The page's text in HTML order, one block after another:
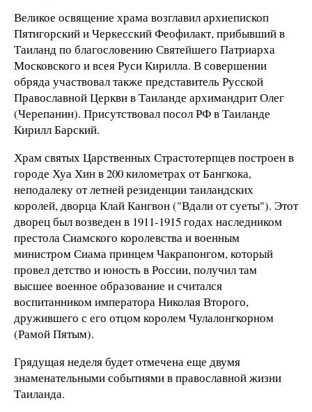
Великое освящение храма возглавил архиепископ
Пятигорский и Черкесский Феофилакт, прибывший в
Таиланд по благословению Святейшего Патриарха
Московского и всея Руси Кирилла. В совершении
обряда участвовал также представительРусской
Православной Церквив Таиланде архимандрит Олег
(Черепанин). Присутствовал посол РФ в Таиланде
Кирилл Барский.
Храм святых Царственных Страстотерпцев построен в
городе Хуа Хин в 200 километрах от Бангкока,
неподалеку от летней резиденции таиландских
королей, дворца Клай Кангвон ("Вдали от суеты"). Этот
дворец был возведен в 1911-1915 годах наследником
престола Сиамского королевства и военным
министром Сиама принцем Чакрапонгом, который
провел детство и юность в России, получил там
высшее военное образование и считался
воспитанником императора Николая Второго,
дружившего с его отцом королем Чулалонгкорном
(Рамой Пятым).
Грядущая неделя будет отмечена еще двумя
знаменательными событиями в православной жизни
Таиланда.